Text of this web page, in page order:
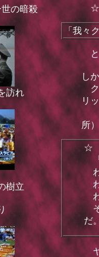
の暗殺
訪れ
樹立
☆
「我々
と
し
ク
リ
そ
所）
☆
だ
ヤ